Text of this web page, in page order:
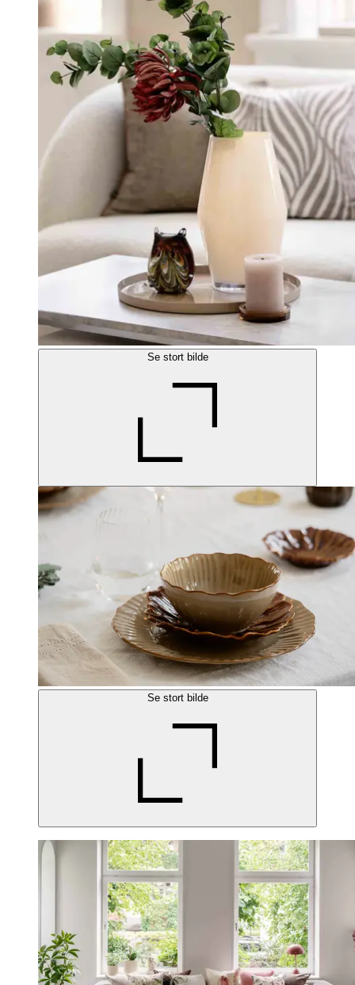
Se stort bilde
Se stort bilde